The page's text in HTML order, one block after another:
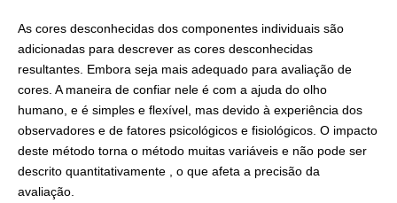
As cores desconhecidas dos componentes individuais são
adicionadas para descrever as cores desconhecidas
resultantes. Embora seja mais adequado para avaliação de
cores. A maneira de confiar nele é com a ajuda do olho
humano, e é simples e flexível, mas devido à experiência dos
observadores e de fatores psicológicos e fisiológicos. O impacto
deste método torna o método muitas variáveis ​​e não pode ser
descrito quantitativamente , o que afeta a precisão da
avaliação.